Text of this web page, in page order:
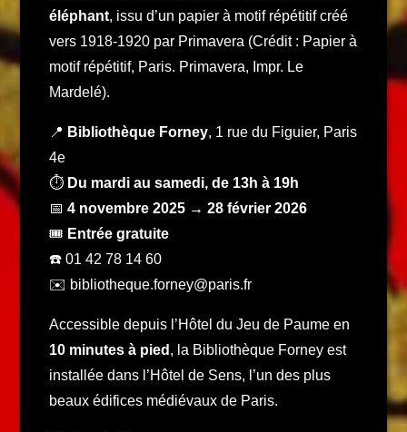
éléphant, issu d’un papier à motif répétitif créé
vers 1918-1920 par Primavera (Crédit : Papier à
motif répétitif, Paris. Primavera, Impr. Le
Mardelé).
📍 Bibliothèque Forney, 1 rue du Figuier, Paris
4e
⏱️ Du mardi au samedi, de 13h à 19h
📅4 novembre 2025 → 28 février 2026
🎟️ Entrée gratuite
☎️ 01 42 78 14 60
✉️ bibliotheque.forney@paris.fr
Accessible depuis l’Hôtel du Jeu de Paume en
10 minutes à pied , la Bibliothèque Forney est
installée dans l’Hôtel de Sens, l’un des plus
beaux édifices médiévaux de Paris.